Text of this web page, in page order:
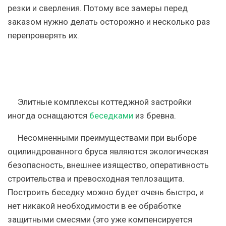
резки и сверления. Потому все замеры перед
заказом нужно делать осторожно и несколько раз
перепроверять их.
Элитные комплексы коттеджной застройки
иногда оснащаются беседками из бревна.
Несомненными преимуществами при выборе
оцилиндрованного бруса являются экологическая
безопасность, внешнее изящество, оперативность
строительства и превосходная теплозащита.
Построить беседку можно будет очень быстро, и
нет никакой необходимости в ее обработке
защитными смесями (это уже компенсируется